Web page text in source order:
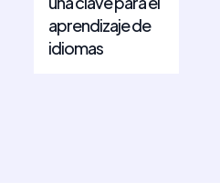
aprendizaje de
idiomas